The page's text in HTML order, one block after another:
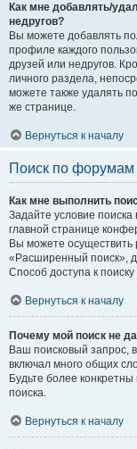
Как мне добавлять/
недругов?
Вы можете добавлять
профиле каждого
друзей или недругов.
личного раздела,
можете также удалять
же странице.
Вернуться к началу
Поиск по форумам
Как мне выполнить
Задайте условие
главной странице
Вы можете осуществить
«Расширенный поиск»,
Способ доступа к
Вернуться к началу
Почему мой поиск не
Ваш поисковый запрос,
включал много общих
Будьте более
поиска.
Вернуться к началу